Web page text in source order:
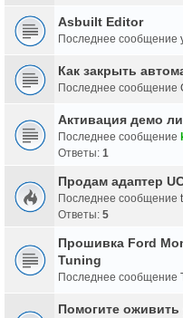
Asbuilt Editor
Последнее сообщение
Как закрыть
Последнее сообщение
Активация демо
Последнее сообщение
Ответы: 1
Продам адаптер
Последнее сообщение
Ответы: 5
Прошивка Ford
Tuning
Последнее сообщение
Помогите